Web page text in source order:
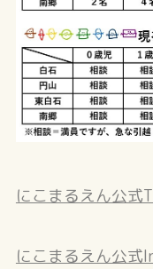
にこまるえん公式
にこまるえん公式